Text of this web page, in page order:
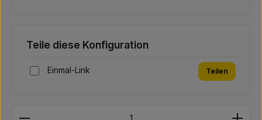
Teile diese Konfiguration
Einmal-Link Teilen
Produkt Anzahl: Gib den gewünschten Wert ein